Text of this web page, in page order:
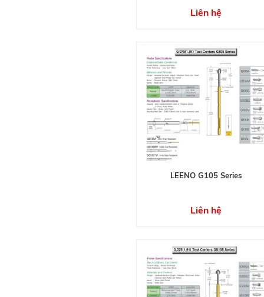
Liên hệ
LEENO G105 Series
Liên hệ